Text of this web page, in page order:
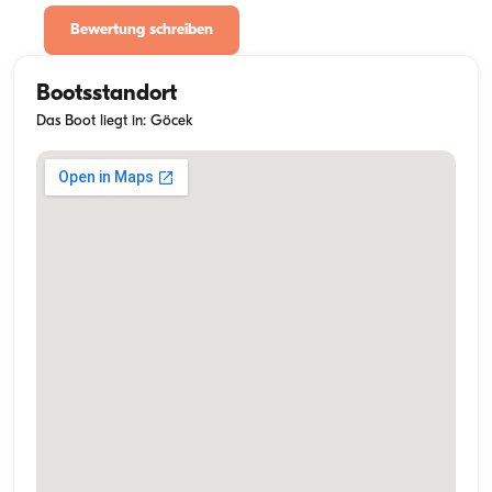
Bewertung schreiben
Bootsstandort
Das Boot liegt in: Göcek